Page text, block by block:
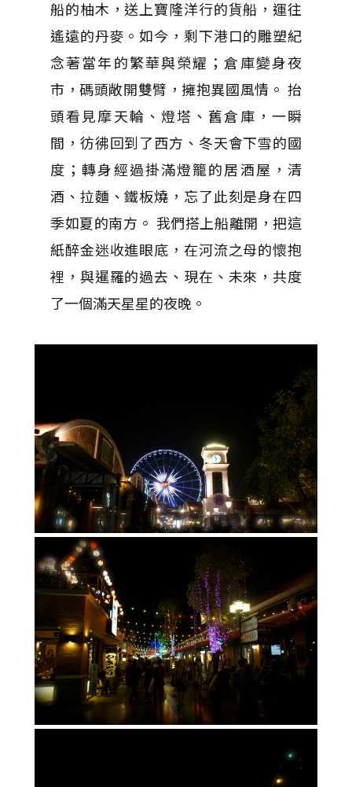
船的柚木，送上寶隆洋行的貨船，運往
遙遠的丹麥。如今，剩下港口的雕塑紀
念著當年的繁華與榮耀；倉庫變身夜
市，碼頭敞開雙臂，擁抱異國風情。 抬
頭看見摩天輪、燈塔、舊倉庫，一瞬
間，彷彿回到了西方、冬天會下雪的國
度；轉身經過掛滿燈籠的居酒屋，清
酒、拉麵、鐵板燒，忘了此刻是身在四
季如夏的南方。 我們搭上船離開，把這
紙醉金迷收進眼底，在河流之母的懷抱
裡，與暹羅的過去、現在、未來，共度
了一個滿天星星的夜晚。